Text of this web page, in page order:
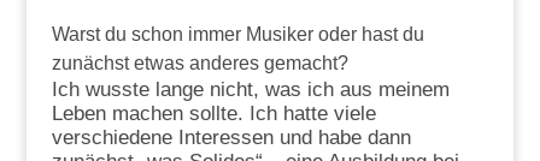
Warst du schon immer Musiker oder hast du
zunächst etwas anderes gemacht?
Ich wusste lange nicht, was ich aus meinem
Leben machen sollte. Ich hatte viele
verschiedene Interessen und habe dann